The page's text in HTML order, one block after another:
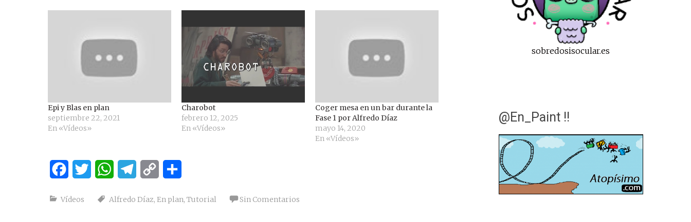
Epi y Blas en plan
septiembre 22, 2021
En «Vídeos»
Charobot
febrero 12, 2025
En «Vídeos»
Coger mesa en un bar durante la
Fase 1 por Alfredo Díaz
mayo 14, 2020
En «Vídeos»
FacebookTwitter WhatsAppTelegram
Copy
Vídeos Alfredo Díaz, En plan, Tutorial Sin Comentarios
sobredosisocular.es
@En_Paint !!